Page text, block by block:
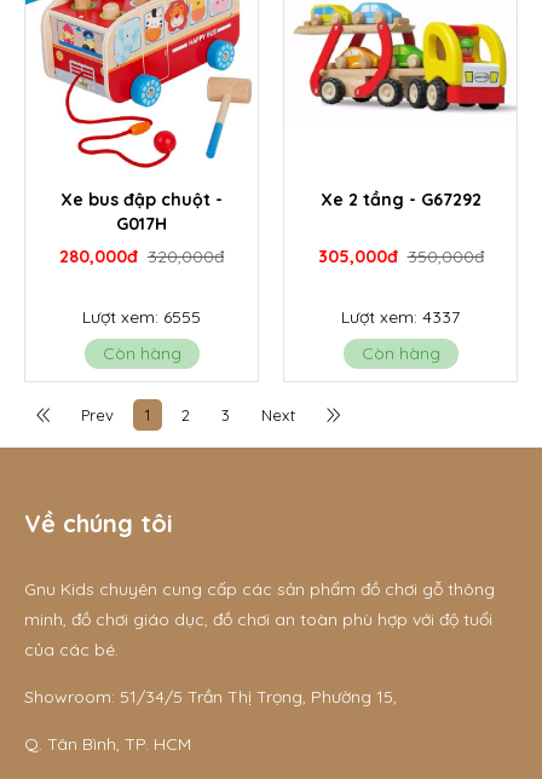
Xe bus đập chuột -
G017H
280,000đ 320,000đ
Lượt xem: 6555
Còn hàng
Xe 2 tầng - G67292
305,000đ 350,000đ
Lượt xem: 4337
Còn hàng
Prev 1 2 3 Next
Về chúng tôi
Gnu Kids chuyên cung cấp các sản phẩm đồ chơi gỗ thông
minh, đồ chơi giáo dục, đồ chơi an toàn phù hợp với độ tuổi
của các bé.
Showroom: 51/34/5 Trần Thị Trọng, Phường 15,
Q. Tân Bình, TP. HCM